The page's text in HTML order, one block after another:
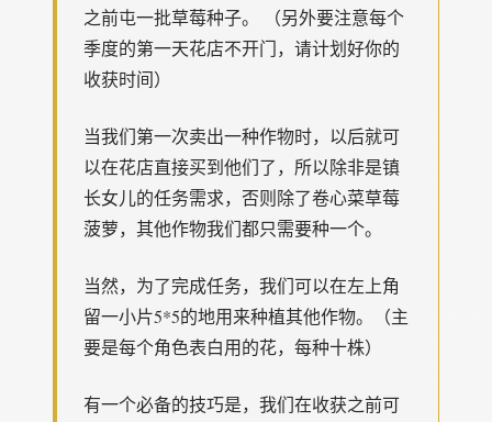
之前屯一批草莓种子。 （另外要注意每个
季度的第一天花店不开门，请计划好你的
收获时间）
当我们第一次卖出一种作物时，以后就可
以在花店直接买到他们了，所以除非是镇
长女儿的任务需求，否则除了卷心菜草莓
菠萝，其他作物我们都只需要种一个。
当然，为了完成任务，我们可以在左上角
留一小片5*5的地用来种植其他作物。（主
要是每个角色表白用的花，每种十株）
有一个必备的技巧是，我们在收获之前可